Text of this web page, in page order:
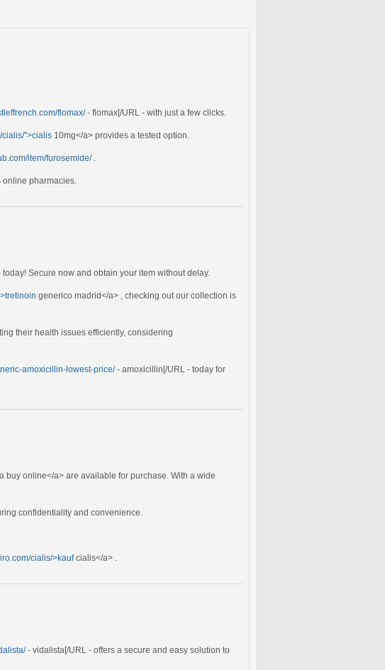
flomax/- flomax[/URL - with just a few clicks.
cialis/">cialis 10mg</a> provides a tested option.
item/furosemide/.
pharmacies.
Secure now and obtain your item without delay.
generico madrid</a> , checking out our collection is
their health issues efficiently, considering
amoxicillin-lowest-price/- amoxicillin[/URL - today for
a buy online</a> are available for purchase. With a wide
confidentiality and convenience.
cialis/>kaufcialis</a> .
- vidalista[/URL - offers a secure and easy solution to